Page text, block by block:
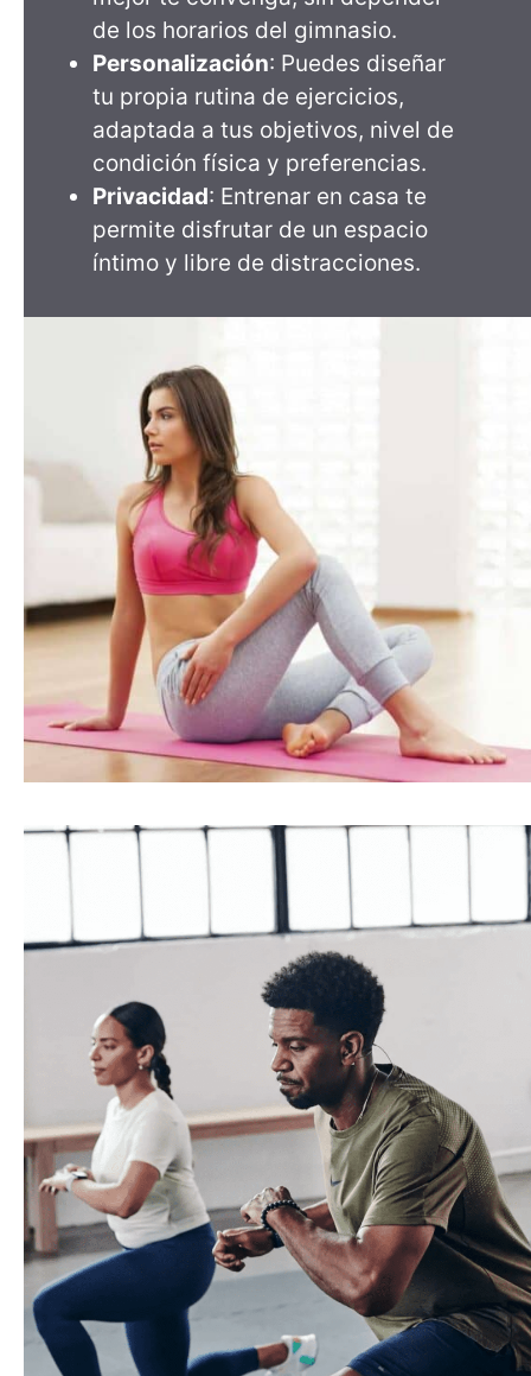
de los horarios del gimnasio.
Personalización: Puedes diseñar
tu propia rutina de ejercicios,
adaptada a tus objetivos, nivel de
condición física y preferencias.
Privacidad: Entrenar en casa te
permite disfrutar de un espacio
íntimo y libre de distracciones.